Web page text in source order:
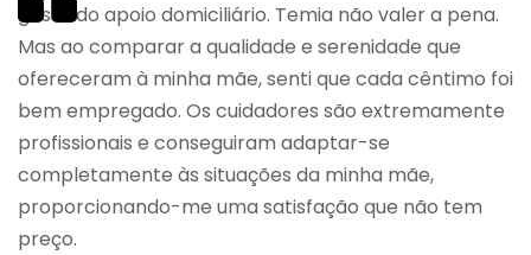
gasto do apoio domiciliário. Temia não valer a pena.
Mas ao comparar a qualidade e serenidade que
ofereceram à minha mãe, senti que cada cêntimo foi
bem empregado. Os cuidadores são extremamente
profissionais e conseguiram adaptar-se
completamente às situações da minha mãe,
proporcionando-me uma satisfação que não tem
preço.